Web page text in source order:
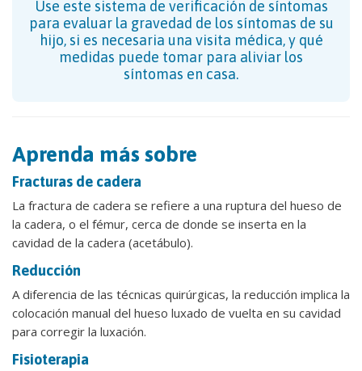
Use este sistema de verificación de síntomas
para evaluar la gravedad de los síntomas de su
hijo, si es necesaria una visita médica, y qué
medidas puede tomar para aliviar los
síntomas en casa.
Aprenda más sobre
Fracturas de cadera
La fractura de cadera se refiere a una ruptura del hueso de
la cadera, o el fémur, cerca de donde se inserta en la
cavidad de la cadera (acetábulo).
Reducción
A diferencia de las técnicas quirúrgicas, la reducción implica la
colocación manual del hueso luxado de vuelta en su cavidad
para corregir la luxación.
Fisioterapia